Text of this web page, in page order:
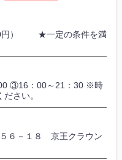
円） ★一定の条件を満
③16：00～21：30 ※時
さい。
６－１８ 京王クラウン